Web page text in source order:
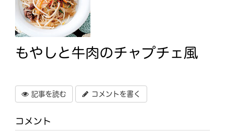
もやしと牛肉のチャプチェ風
記事を読む コメントを書く
コメント